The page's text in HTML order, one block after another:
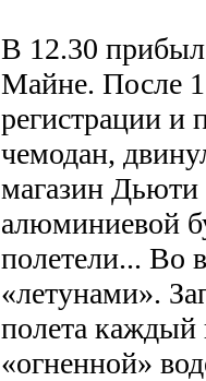
В 12.30 прибыл
Майне. После
регистрации и
чемодан,
магазин Дьюти
алюминиевой
полетели... Во
«летунами».
полета каждый
«огненной»